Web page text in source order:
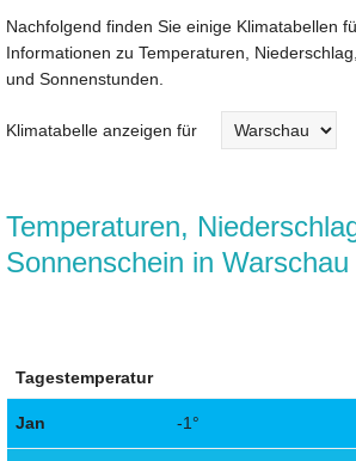
Nachfolgend finden Sie einige Klimatabellen
Informationen zu Temperaturen,
und Sonnenstunden.
Klimatabelle anzeigen für
Temperaturen,
Sonnenschein in
Tagestemperatur
Jan -1°